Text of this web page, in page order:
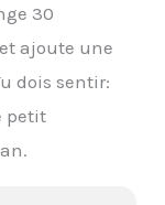
30
ajoute une
dois sentir:
petit